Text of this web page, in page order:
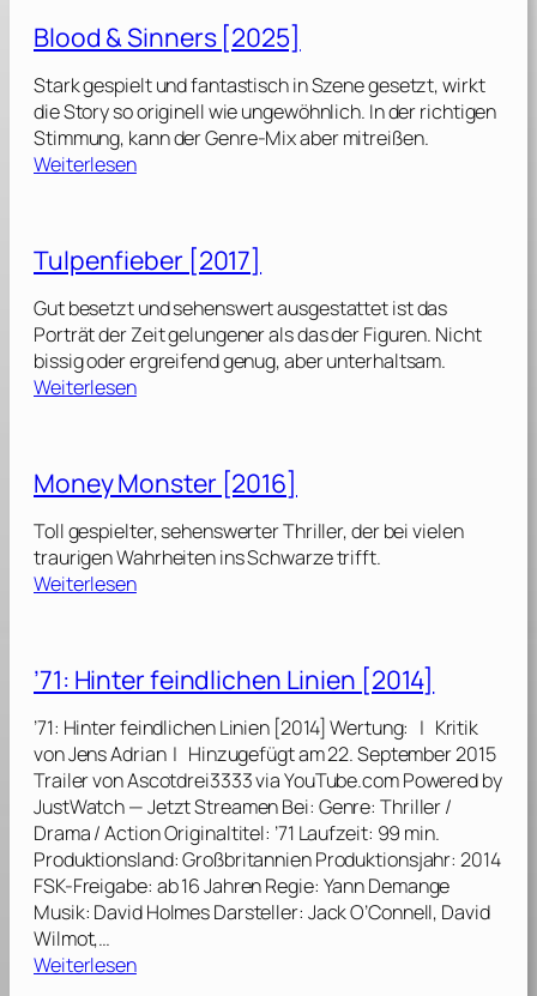
r
:
T
h
e
B
T
m
p
l
e
0
6
]
e
a
r
s
L
a
r
[
2
0
2
5
Blood & Sinners [2025]
Stark gespielt und fantastisch in Szene gesetzt, wirkt
die Story so originell wie ungewöhnlich. In der richtigen
Stimmung, kann der Genre-Mix aber mitreißen.
Weiterlesen:
o
&
S
i
e
r
s
[
2
]
Tulpenfieber [2017]
Gut besetzt und sehenswert ausgestattet ist das
Porträt der Zeit gelungener als das der Figuren. Nicht
bissig oder ergreifend genug, aber unterhaltsam.
Weiterlesen:
p
n
f
i
e
r
[
2
0
1
7
]
Money Monster [2016]
Toll gespielter, sehenswerter Thriller, der bei vielen
traurigen Wahrheiten ins Schwarze trifft.
Weiterlesen:
e
y
M
o
n
s
t
e
r
[
0
’71: Hinter feindlichen Linien [2014]
’71: Hinter feindlichen Linien [2014] Wertung: | Kritik
von Jens Adrian | Hinzugefügt am 22. September 2015
Trailer von Ascotdrei3333 via YouTube.com Powered by
JustWatch — Jetzt Streamen Bei: Genre: Thriller /
Drama / Action Originaltitel: ’71 Laufzeit: 99 min.
Produktionsland: Großbritannien Produktionsjahr: 2014
FSK-Freigabe: ab 16 Jahren Regie: Yann Demange
Musik: David Holmes Darsteller: Jack O’Connell, David
Wilmot,…
Weiterlesen: